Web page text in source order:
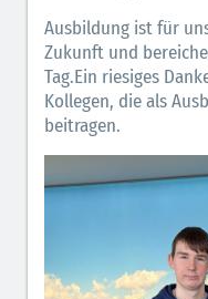
Ausbildung ist für
Zukunft und
Tag.Ein riesiges
Kollegen, die als
beitragen.